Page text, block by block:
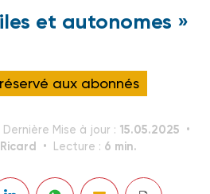
et autonomes »
aux abonnés
Dernière Mise à jour : 15.05.2025
Lecture : 6 min.